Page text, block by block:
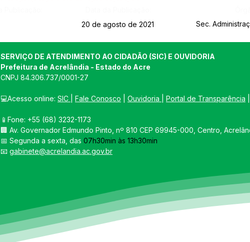
20 de agosto de 2021 Sec.
SERVIÇO DE ATENDIMENTO AO CIDADÃO (SIC) E OUVIDORIA
Prefeitura de Acrelândia - Estado do Acre
CNPJ 84.306.737/0001-27
💻Acesso online: SIC Fale Conosco Ouvidoria Portal de Transparência
📱Fone: +55 (68) 3232-1173
🏢 Av. Governador Edmundo Pinto, nº 810 CEP 69945-000, Centro,
📅 Segunda a sexta, das 07h30min às 13h30min
📧 gabinete@acrelandia.ac.gov.br